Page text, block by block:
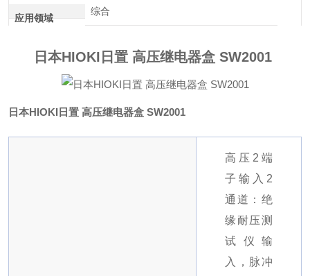
应用领域
综合
日本HIOKI日置 高压继电器盒 SW2001
日本HIOKI日置 高压继电器盒 SW2001
高压2端
子输入2
通道：绝
缘耐压测
试仪输
入，脉冲